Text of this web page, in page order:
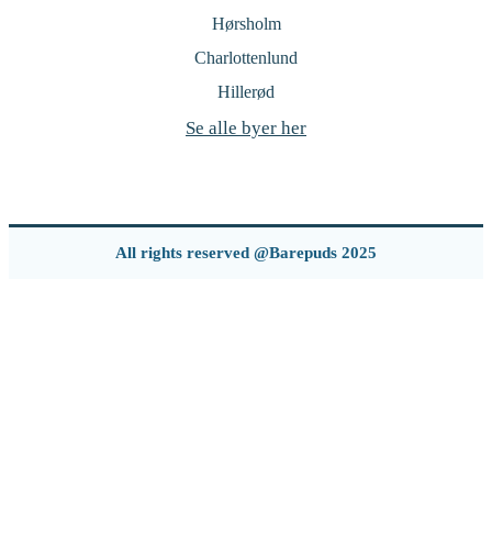
Hørsholm
Charlottenlund
Hillerød
Se alle byer her
All rights reserved @Barepuds 2025